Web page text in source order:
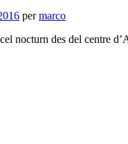
per marco
nocturn des del centre